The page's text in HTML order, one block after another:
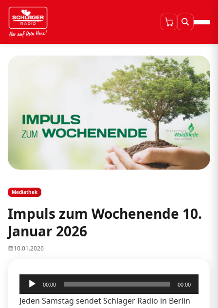
Mediathek
Impuls zum Wochenende 10.
Januar 2026
10.01.2026
Audio-
Player
00:00 00:00
Jeden Samstag sendet Schlager Radio in Berlin